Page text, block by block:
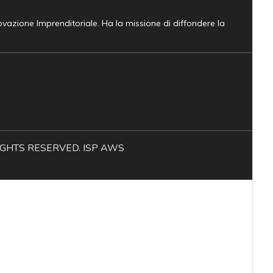
Imprenditoriale. Ha la missione di diffondere la
RESERVED. ISP AWS